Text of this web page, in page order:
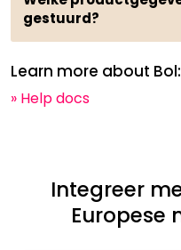
gestuurd?
Learn more about Bol:
» Help docs
Integreer
Europese